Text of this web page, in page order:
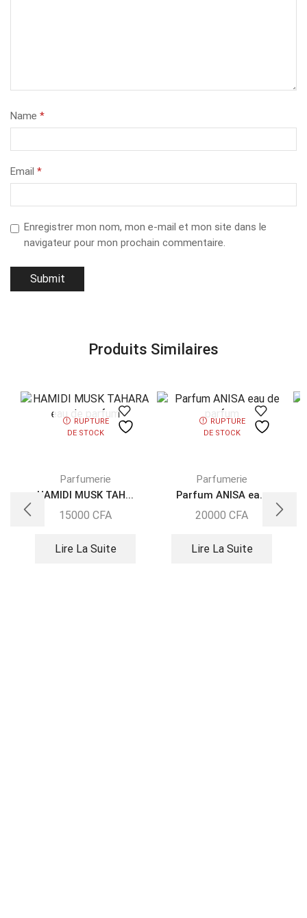
Name *
Email *
Enregistrer mon nom, mon e-mail et mon site dans le
navigateur pour mon prochain commentaire.
Produits Similaires
RUPTURE
DE STOCK
Parfumerie
HAMIDI MUSK TAH...
15000 CFA
Lire La Suite
RUPTURE
DE STOCK
Parfumerie
Parfum ANISA ea...
20000 CFA
Lire La Suite